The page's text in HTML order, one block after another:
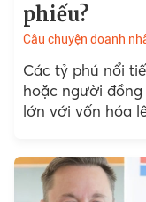
phiếu?
Câu chuyện doanh
Các tỷ phú nổi
hoặc người
lớn với vốn hóa